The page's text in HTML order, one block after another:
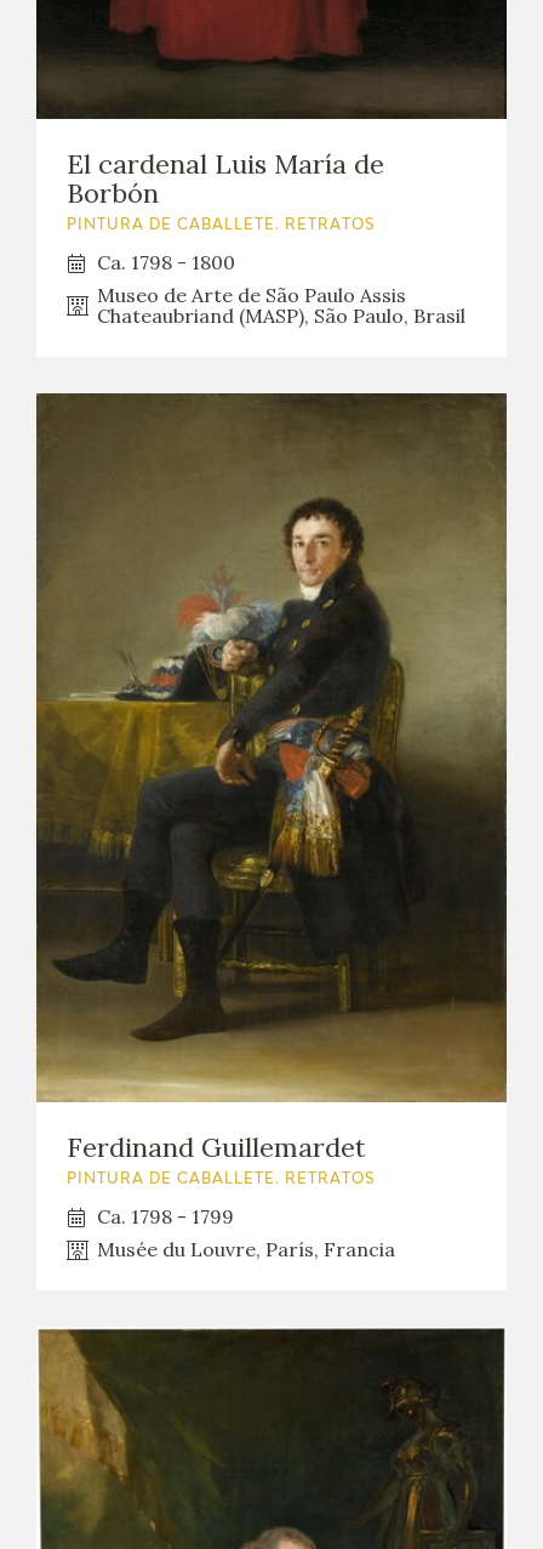
El cardenal Luis María de
Borbón
PINTURA DE CABALLETE. RETRATOS
Ca. 1798 - 1800
Museo de Arte de São Paulo Assis
Chateaubriand (MASP), São Paulo, Brasil
Ferdinand Guillemardet
PINTURA DE CABALLETE. RETRATOS
Ca. 1798 - 1799
Musée du Louvre, París, Francia